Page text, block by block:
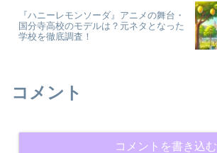
『ハニーレモンソーダ』アニメの舞台・
国分寺高校のモデルは？元ネタとなった
学校を徹底調査！
コメント
コメントを書き込む